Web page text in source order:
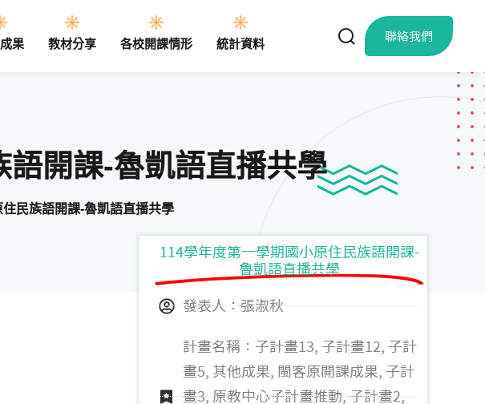
果 教材分享 各校開課情形 統計資料 聯絡我們
開課-魯凱語直播共學
民族語開課-魯凱語直播共學
114學年度第一學期國小原住民族語開課-
魯凱語直播共學
發表人：張淑秋
計畫名稱：子計畫13, 子計畫12, 子計
畫5, 其他成果, 閩客原開課成果, 子計
畫3, 原教中心子計畫推動, 子計畫2,